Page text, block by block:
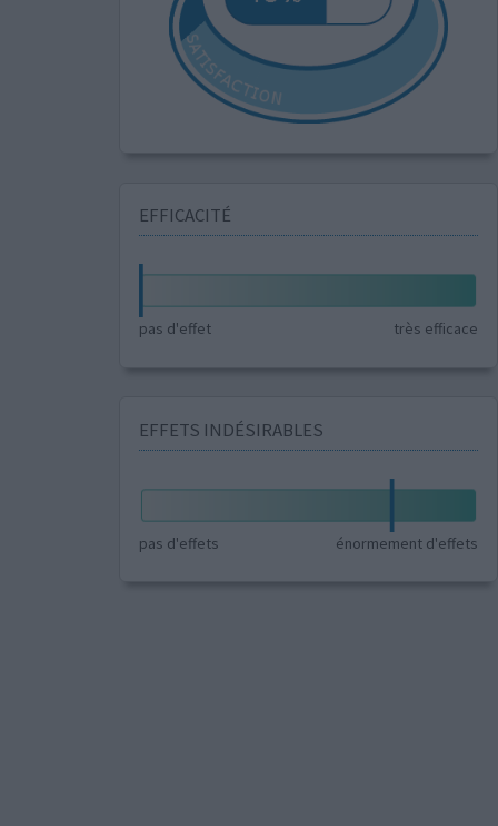
EFFICACITÉ
pas d'effet très efficace
EFFETS INDÉSIRABLES
pas d'effets énormement d'effets